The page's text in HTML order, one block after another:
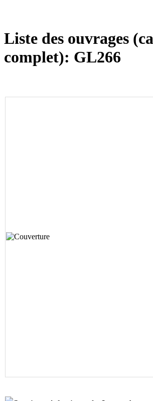
Liste des ouvrages
complet): GL266